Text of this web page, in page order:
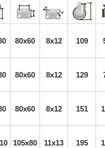
80x60 8x12 109
80x60 8x12 129
80x60 8x12 151
105x80 11х13 195